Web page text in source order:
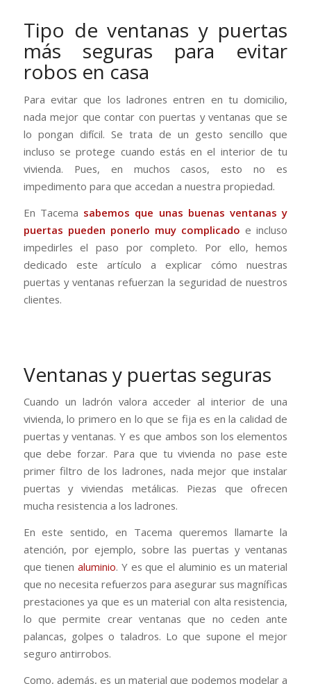
Tipo de ventanas y puertas
más seguras para evitar
robos en casa
Para evitar que los ladrones entren en tu domicilio,
nada mejor que contar con puertas y ventanas que se
lo pongan difícil. Se trata de un gesto sencillo que
incluso se protege cuando estás en el interior de tu
vivienda. Pues, en muchos casos, esto no es
impedimento para que accedan a nuestra propiedad.
En Tacema sabemos que unas buenas ventanas y
puertas pueden ponerlo muy complicado e incluso
impedirles el paso por completo. Por ello, hemos
dedicado este artículo a explicar cómo nuestras
puertas y ventanas refuerzan la seguridad de nuestros
clientes.
Ventanas y puertas seguras
Cuando un ladrón valora acceder al interior de una
vivienda, lo primero en lo que se fija es en la calidad de
puertas y ventanas. Y es que ambos son los elementos
que debe forzar. Para que tu vivienda no pase este
primer filtro de los ladrones, nada mejor que instalar
puertas y viviendas metálicas. Piezas que ofrecen
mucha resistencia a los ladrones.
En este sentido, en Tacema queremos llamarte la
atención, por ejemplo, sobre las puertas y ventanas
que tienen aluminio. Y es que el aluminio es un material
que no necesita refuerzos para asegurar sus magníficas
prestaciones ya que es un material con alta resistencia,
lo que permite crear ventanas que no ceden ante
palancas, golpes o taladros. Lo que supone el mejor
seguro antirrobos.
Como, además, es un material que podemos modelar a